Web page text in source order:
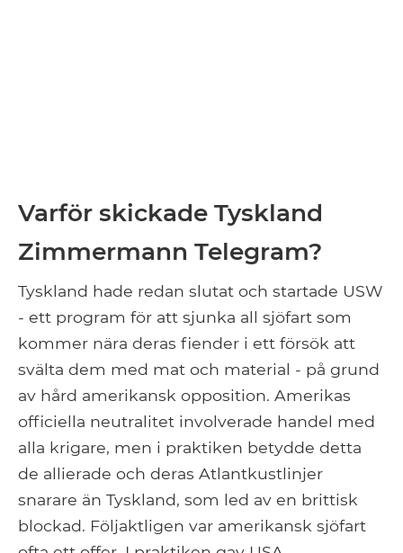
Varför skickade Tyskland
Zimmermann Telegram?
Tyskland hade redan slutat och startade USW
- ett program för att sjunka all sjöfart som
kommer nära deras fiender i ett försök att
svälta dem med mat och material - på grund
av hård amerikansk opposition. Amerikas
officiella neutralitet involverade handel med
alla krigare, men i praktiken betydde detta
de allierade och deras Atlantkustlinjer
snarare än Tyskland, som led av en brittisk
blockad. Följaktligen var amerikansk sjöfart